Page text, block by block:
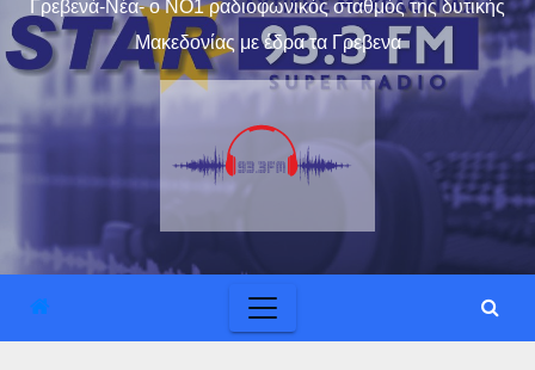
Γρεβενά-Νέα- ο ΝΟ1 ραδιοφωνικός σταθμός της δυτικής
Μακεδονίας με έδρα τα Γρεβενα